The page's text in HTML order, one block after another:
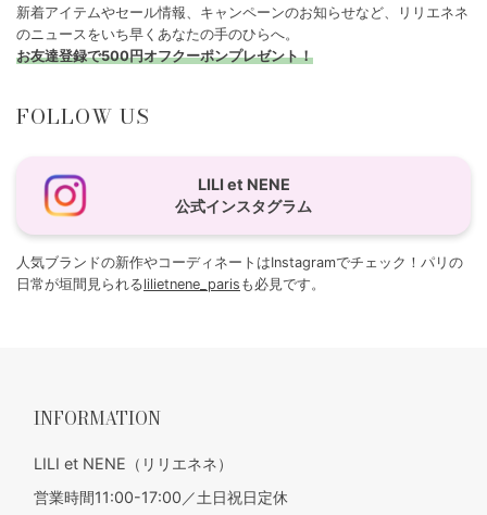
新着アイテムやセール情報、キャンペーンのお知らせなど、リリエネネ
のニュースをいち早くあなたの手のひらへ。
お友達登録で500円オフクーポンプレゼント！
FOLLOW US
LILI et NENE
公式インスタグラム
人気ブランドの新作やコーディネートはInstagramでチェック！パリの
日常が垣間見られるlilietnene_paris も必見です。
INFORMATION
LILI et NENE（リリエネネ）
営業時間11:00-17:00／土日祝日定休